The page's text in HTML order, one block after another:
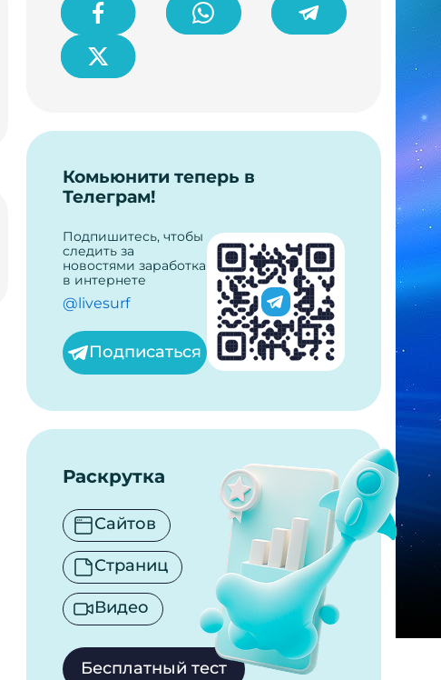
Комьюнити теперь в
Телеграм!
Подпишитесь, чтобы
следить за
новостями заработка
в интернете
@livesurf
Подписаться
Раскрутка
Сайтов
Страниц
Видео
Бесплатный тест